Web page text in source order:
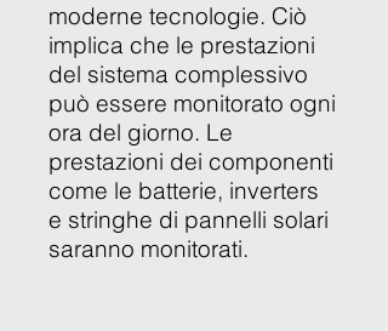
moderne tecnologie. Ciò
implica che le prestazioni
del sistema complessivo
può essere monitorato ogni
ora del giorno. Le
prestazioni dei componenti
come le batterie, inverters
e stringhe di pannelli solari
saranno monitorati.